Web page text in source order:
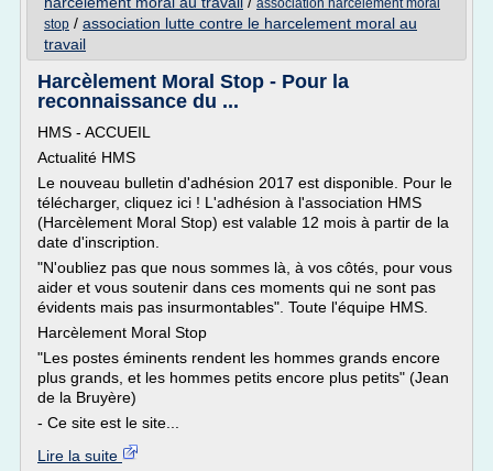
association harcelement moral
stop / association lutte contre le harcelement moral au
travail
Harcèlement Moral Stop - Pour la
reconnaissance du ...
HMS - ACCUEIL
Actualité HMS
Le nouveau bulletin d'adhésion 2017 est disponible. Pour le
télécharger, cliquez ici ! L'adhésion à l'association HMS
(Harcèlement Moral Stop) est valable 12 mois à partir de la
date d'inscription.
"N'oubliez pas que nous sommes là, à vos côtés, pour vous
aider et vous soutenir dans ces moments qui ne sont pas
évidents mais pas insurmontables". Toute l'équipe HMS.
Harcèlement Moral Stop
"Les postes éminents rendent les hommes grands encore
plus grands, et les hommes petits encore plus petits" (Jean
de la Bruyère)
- Ce site est le site...
Lire la suite